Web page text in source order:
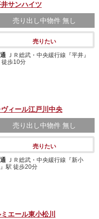
サンハイツ
売り出し中物件 無し
売りたい
ＪＲ総武・中央緩行線『平井』
徒歩10分
ヴィール江戸川中央
売り出し中物件 無し
売りたい
ＪＲ総武・中央緩行線『新小
駅 徒歩20分
エール東小松川